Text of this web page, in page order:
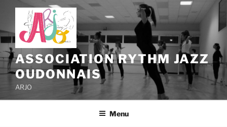
Aller
contenu
principal
ASSOCIATION RYTHM JAZZ
OUDONNAIS
ARJO
Menu